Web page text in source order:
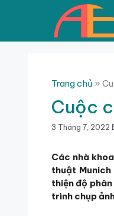
dung
Trang chủ »
Cuộc
3 Tháng 7, 2022
Các nhà
thuật
thiện độ
trình chụp